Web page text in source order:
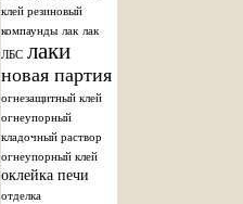
клей резиновый
компаунды лак лак
ЛБС лаки
новая партия
огнезащитный клей
огнеупорный
кладочный раствор
огнеупорный клей
оклейка печи
отделка